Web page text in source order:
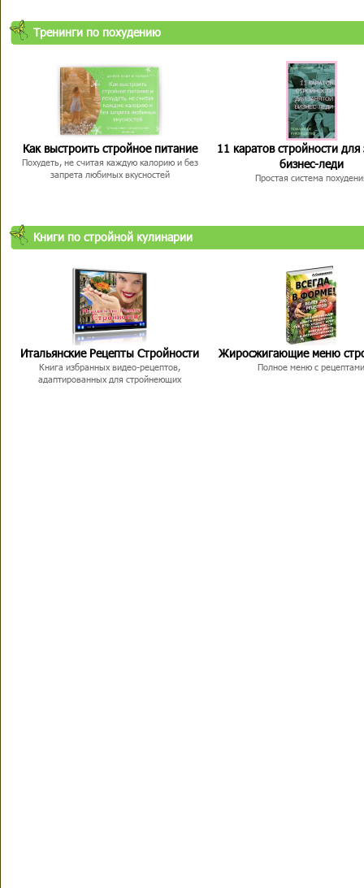
Тренинги по похудению
Как выстроить стройное питание
Похудеть, не считая каждую калорию и без
запрета любимых вкусностей
11 каратов стройности для
бизнес-леди
Простая система
Книги по стройной кулинарии
Итальянские Рецепты Стройности
Книга избранных видео-рецептов,
адаптированных для стройнеющих
Жиросжигающие меню
Полное меню с рецептами